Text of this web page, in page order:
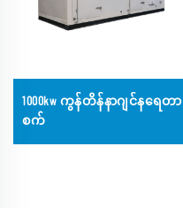
1000kw ကွန်တိန်နာဂျင်နရေတာ
စက်